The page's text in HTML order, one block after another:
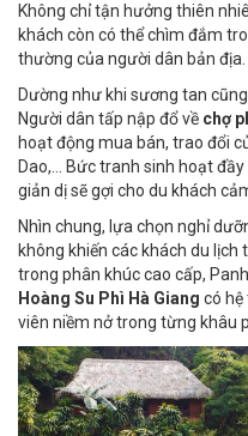
Không chỉ tận hưởng thiên
khách còn có thể chìm đắm
thường của người dân bản địa.
Dường như khi sương tan
Người dân tấp nập đổ về chợ
hoạt động mua bán, trao đổi
Dao,... Bức tranh sinh hoạt
giản dị sẽ gợi cho du khách
Nhìn chung, lựa chọn nghỉ
không khiến các khách du
trong phân khúc cao cấp,
Hoàng Su Phì Hà Giang có hệ
viên niềm nở trong từng khâu